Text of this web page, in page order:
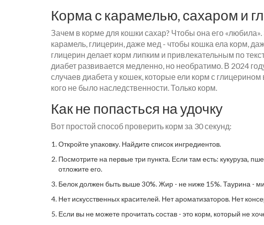
Корма с карамелью, сахаром и
Зачем в корме для кошки сахар? Чтобы она его
карамель, глицерин, даже мед - чтобы кошка ела корм,
глицерин делает корм липким и привлекательным по
диабет развивается медленно, но необратимо. В 2024
случаев диабета у кошек, которые ели корм с
кого не было наследственности. Только корм.
Как не попасться на удочку
Вот простой способ проверить корм за 30 секунд:
Откройте упаковку. Найдите список ингредиентов.
Посмотрите на первые три пункта. Если там есть: кукуруза,
отложите его.
Белок должен быть выше 30%. Жир - не ниже 15%. Таурина -
Нет искусственных красителей. Нет ароматизаторов. Нет
Если вы не можете прочитать состав - это корм, который не